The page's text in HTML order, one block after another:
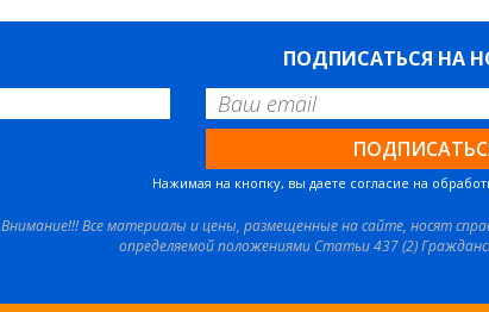
ПОДПИСАТЬСЯ НА
Нажимая на кнопку, вы даете согласие на
Внимание!!! Все материалы и цены, размещенные на сайте, носят
определяемой положениями Статьи 437 (2)